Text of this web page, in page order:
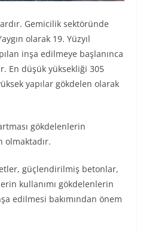
Gemicilik sektöründe
olarak 19. Yüzyıl
inşa edilmeye başlanınca
En düşük yüksekliği 305
yapılar gökdelen olarak
gökdelenlerin
olmaktadır.
güçlendirilmiş betonlar,
kullanımı gökdelenlerin
edilmesi bakımından önem